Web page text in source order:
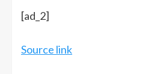
[ad_2]
Source link